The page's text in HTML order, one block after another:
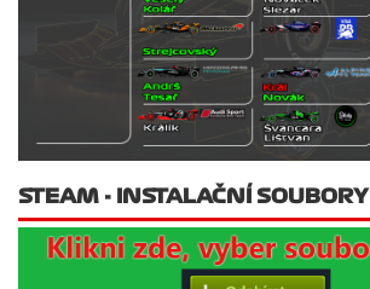
STEAM - INSTALAČNÍ SOUBORY